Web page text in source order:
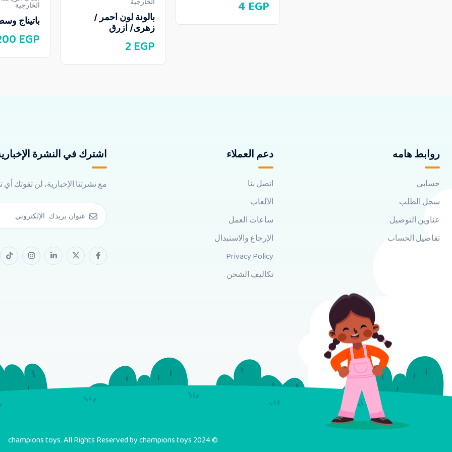
4 EGP
بالونة لون أحمر /
زهرى/ ازرق
2 EGP
الخارجية
باتيناج
EGP
روابط هامه
حسابي
سجل الطلب
عناوين التوصيل
تفاصيل الحساب
دعم العملاء
اتصل بنا
الألعاب
ساعات العمل
الإرجاع والاستبدال
Privacy Policy
تكاليف الشحن
اشترك في النشرة
مع نشرتنا الإخبارية، لن تفوتك
© 2024 champions toys. All Rights Reserved by champions toys